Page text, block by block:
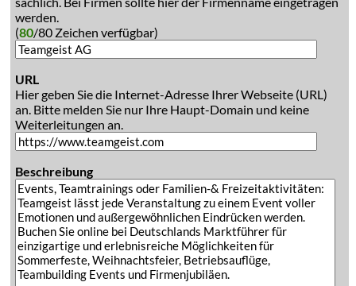
werden.
(80/80 Zeichen verfügbar)
URL
Hier geben Sie die Internet-Adresse Ihrer Webseite (URL)
an. Bitte melden Sie nur Ihre Haupt-Domain und keine
Weiterleitungen an.
Beschreibung